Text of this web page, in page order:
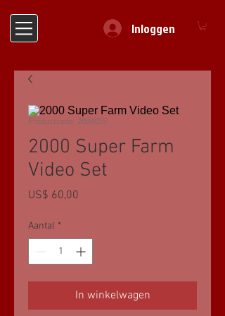
Inloggen
Productcode: 2000025
2000 Super Farm
Video Set
US$ 60,00
Aantal *
In winkelwagen